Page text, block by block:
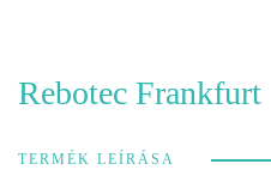
Rebotec Frankfurt
TERMÉK LEÍRÁSA